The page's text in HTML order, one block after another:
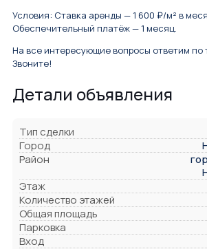
Условия: Ставка аренды — 1 600 ₽/м² в
Обеспечительный платёж — 1 месяц.
На все интересующие вопросы ответим по
Звоните!
Детали объявления
Тип сделки
Город
Район
Этаж
Количество этажей
Общая площадь
Парковка
Вход